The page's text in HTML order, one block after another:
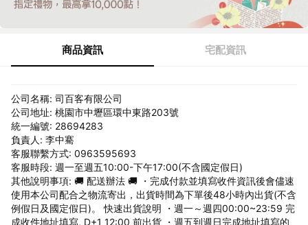
商品資訊 宅配資訊
公司名稱: 司百客有限公司
公司地址: 桃園市中壢區環中東路203號
統一編號: 28694283
負責人: 李中騫
客服聯繫方式: 0963595693
客服時段: 週一至週五10:00-下午17:00(不含國定假日)
其他說明事項: 🚚 配送辦法 🚚 ・完成付款並填寫收件資訊後會儘速
使用本公司配合之物流寄出，出貨時間為下單後48小時內出貨(不含
例假日及國定假日)。 快速出貨說明 ・週⼀～週四00:00~23:59 完
成收件地址填寫, D+1 12:00 前出貨 ・週五到週日完成地址填寫的